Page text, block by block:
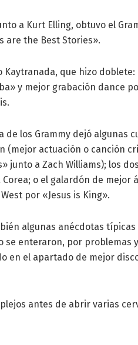
a Kurt Elling, obtuvo el
are the Best Stories».
que hizo doblete:
y mejor grabación dance
los Grammy dejó algunas
(mejor actuación o canción
junto a Zach Williams); los
o el galardón de mejor
por «Jesus is King».
algunas anécdotas típicas
se enteraron, por problemas
en el apartado de mejor
antes de abrir varias